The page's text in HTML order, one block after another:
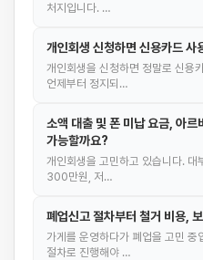
처지입니다. …
개인회생 신청하면 신용카드 사
개인회생을 신청하면 정말로 신용
언제부터 정지되…
소액 대출 및 폰 미납 요금, 아르
가능할까요?
개인회생을 고민하고 있습니다.
300만원, 저…
폐업신고 절차부터 철거 비용,
가게를 운영하다가 폐업을 고민 중
절차로 진행해야 …